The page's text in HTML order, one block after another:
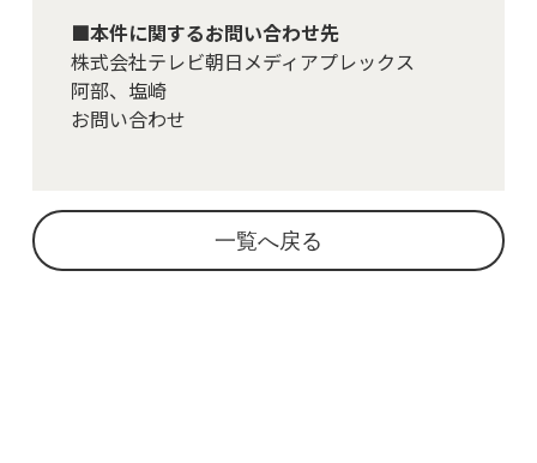
■本件に関するお問い合わせ先
株式会社テレビ朝日メディアプレックス
阿部、塩崎
お問い合わせ
一覧へ戻る